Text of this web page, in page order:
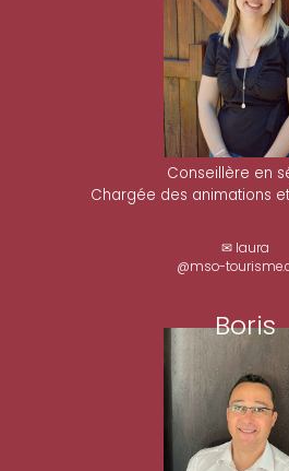
Conseillère en
Chargée des animations
✉ laura
@mso-
Boris